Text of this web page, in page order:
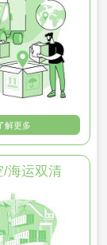
解更多
/海运双清